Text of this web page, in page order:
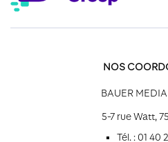
NOS
BAUER
5-7 rue Watt,
Tél. : 01 40